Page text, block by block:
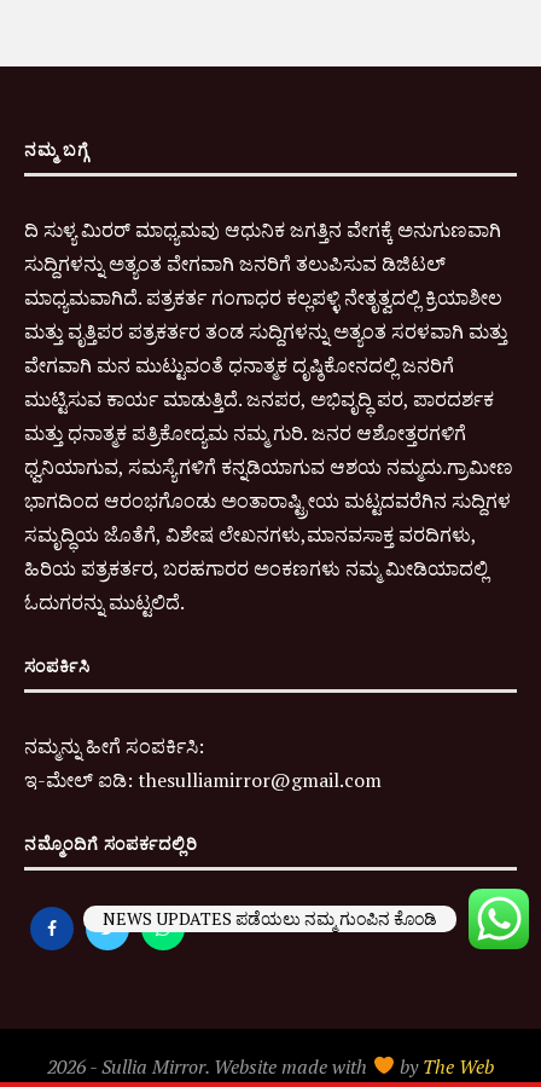
ನಮ್ಮ ಬಗ್ಗೆ
ದಿ ಸುಳ್ಯ ಮಿರರ್ ಮಾಧ್ಯಮವು ಆಧುನಿಕ ಜಗತ್ತಿನ ವೇಗಕ್ಕೆ ಅನುಗುಣವಾಗಿ
ಸುದ್ದಿಗಳನ್ನು ಅತ್ಯಂತ ವೇಗವಾಗಿ ಜನರಿಗೆ ತಲುಪಿಸುವ ಡಿಜಿಟಲ್
ಮಾಧ್ಯಮವಾಗಿದೆ. ಪತ್ರಕರ್ತ ಗಂಗಾಧರ ಕಲ್ಲಪಳ್ಳಿ ನೇತೃತ್ವದಲ್ಲಿ ಕ್ರಿಯಾಶೀಲ
ಮತ್ತು ವೃತ್ತಿಪರ ಪತ್ರಕರ್ತರ ತಂಡ ಸುದ್ದಿಗಳನ್ನು ಅತ್ಯಂತ ಸರಳವಾಗಿ ಮತ್ತು
ವೇಗವಾಗಿ ಮನ ಮುಟ್ಟುವಂತೆ ಧನಾತ್ಮಕ ದೃಷ್ಠಿಕೋನದಲ್ಲಿ ಜನರಿಗೆ
ಮುಟ್ಟಿಸುವ ಕಾರ್ಯ ಮಾಡುತ್ತಿದೆ. ಜನಪರ, ಅಭಿವೃದ್ಧಿ ಪರ, ಪಾರದರ್ಶಕ
ಮತ್ತು ಧನಾತ್ಮಕ ಪತ್ರಿಕೋದ್ಯಮ ನಮ್ಮ ಗುರಿ. ಜನರ ಆಶೋತ್ತರಗಳಿಗೆ
ಧ್ವನಿಯಾಗುವ, ಸಮಸ್ಯೆಗಳಿಗೆ ಕನ್ನಡಿಯಾಗುವ ಆಶಯ ನಮ್ಮದು.ಗ್ರಾಮೀಣ
ಭಾಗದಿಂದ ಆರಂಭಗೊಂಡು ಅಂತಾರಾಷ್ಟ್ರೀಯ ಮಟ್ಟದವರೆಗಿನ ಸುದ್ದಿಗಳ
ಸಮೃದ್ಧಿಯ ಜೊತೆಗೆ, ವಿಶೇಷ ಲೇಖನಗಳು,ಮಾನವಸಾಕ್ತ ವರದಿಗಳು,
ಹಿರಿಯ ಪತ್ರಕರ್ತರ, ಬರಹಗಾರರ ಅಂಕಣಗಳು ನಮ್ಮ ಮೀಡಿಯಾದಲ್ಲಿ
ಓದುಗರನ್ನು ಮುಟ್ಟಲಿದೆ.
ಸಂಪರ್ಕಿಸಿ
ನಮ್ಮನ್ನು ಹೀಗೆ ಸಂಪರ್ಕಿಸಿ:
ಇ-ಮೇಲ್ ಐಡಿ: thesulliamirror@gmail.com
ನಮ್ಮೊಂದಿಗೆ ಸಂಪರ್ಕದಲ್ಲಿರಿ
2026 - Sullia Mirror. Website made with byThe Web
NEWS UPDATES ಪಡೆಯಲು ನಮ್ಮ ಗುಂಪಿನ ಕೊಂಡಿ